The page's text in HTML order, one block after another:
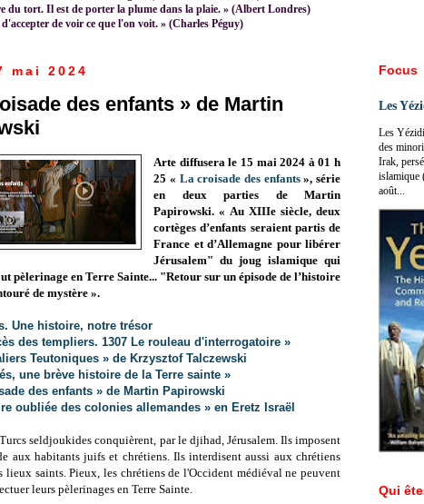
du tort. Il est de porter la plume dans la plaie. » (Albert Londres)
de voir ce que l'on voit. » (Charles Péguy)
mai 2024
des enfants » de Martin
Arte diffusera le 15 mai 2024 à 01 h
25 « La croisade des enfants», série
en deux parties de Martin
Papirowski.« Au XIIIe siècle, deux
cortèges d’enfants seraient partis de
France et d’Allemagne pour libérer
Jérusalem" du joug islamique qui
pèlerinage en Terre Sainte... "Retour sur un épisode de l’histoire
de mystère ».
Une histoire, notre trésor
des templiers. 1307 Le rouleau d'interrogatoire »
Teutoniques » de Krzysztof Talczewski
une brève histoire de la Terre sainte »
des enfants » de Martin Papirowski
oubliée des colonies allemandes » en Eretz Israël
seldjoukides conquièrent, par le djihad, Jérusalem. Ils imposent
aux habitants juifs et chrétiens. Ils interdisent aussi aux chrétiens
lieux saints. Pieux, les chrétiens de l'Occident médiéval ne peuvent
leurs pèlerinages en Terre Sainte.
Focus
Les
Les
des
Irak,
islamique
août...
Qui